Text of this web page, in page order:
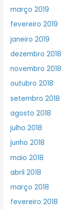
março 2019
fevereiro 2019
janeiro 2019
dezembro 2018
novembro 2018
outubro 2018
setembro 2018
agosto 2018
julho 2018
junho 2018
maio 2018
abril 2018
março 2018
fevereiro 2018